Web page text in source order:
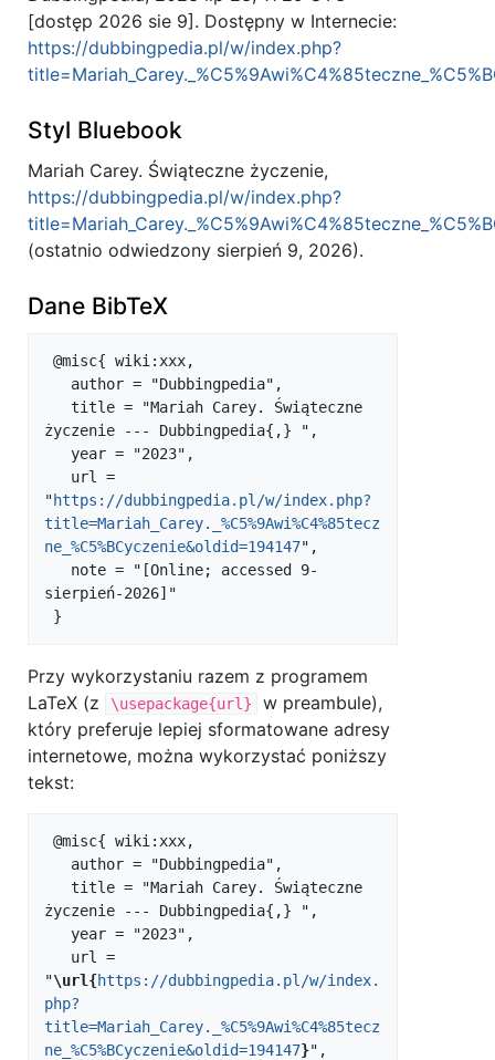
[dostęp 2026 sie 9]. Dostępny w Internecie:
https://dubbingpedia.pl/w/index.php?
Styl Bluebook
Mariah Carey. Świąteczne życzenie,
https://dubbingpedia.pl/w/index.php?
(ostatnio odwiedzony sierpień 9, 2026).
Dane BibTeX
życzenie --- Dubbingpedia{,} ",
"https://dubbingpedia.pl/w/index.php?
title=Mariah_Carey._%C5%9Awi%C4%85tecz
ne_%C5%BCyczenie&oldid=194147",
sierpień-2026]"
Przy wykorzystaniu razem z programem
LaTeX (z
\usepackage{url}
w preambule),
który preferuje lepiej sformatowane adresy
internetowe, można wykorzystać poniższy
tekst:
życzenie --- Dubbingpedia{,} ",
"\url{https://dubbingpedia.pl/w/index.
php?
title=Mariah_Carey._%C5%9Awi%C4%85tecz
ne_%C5%BCyczenie&oldid=194147}",